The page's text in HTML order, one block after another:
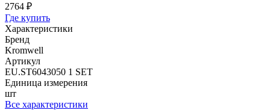
2764 ₽
Где купить
Характеристики
Бренд
Kromwell
Артикул
EU.ST6043050 1 SET
Единица измерения
шт
Все характеристики